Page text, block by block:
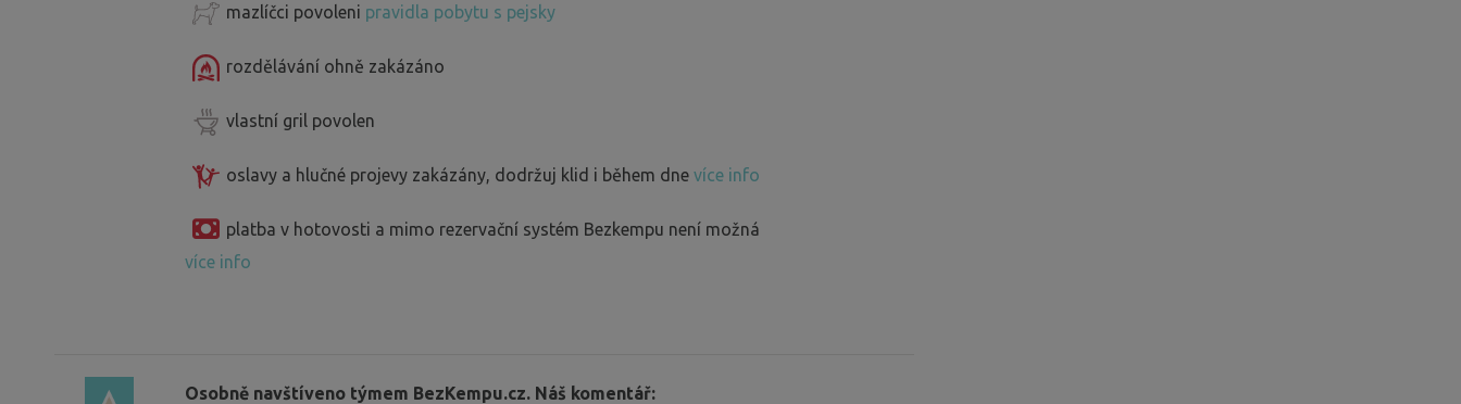
mazlíčci povoleni pravidla pobytu s pejsky
rozdělávání ohně zakázáno
vlastní gril povolen
oslavy a hlučné projevy zakázány, dodržuj klid i během dne více info
platba v hotovosti a mimo rezervační systém Bezkempu není možná
více info
Osobně navštíveno týmem BezKempu.cz. Náš komentář: